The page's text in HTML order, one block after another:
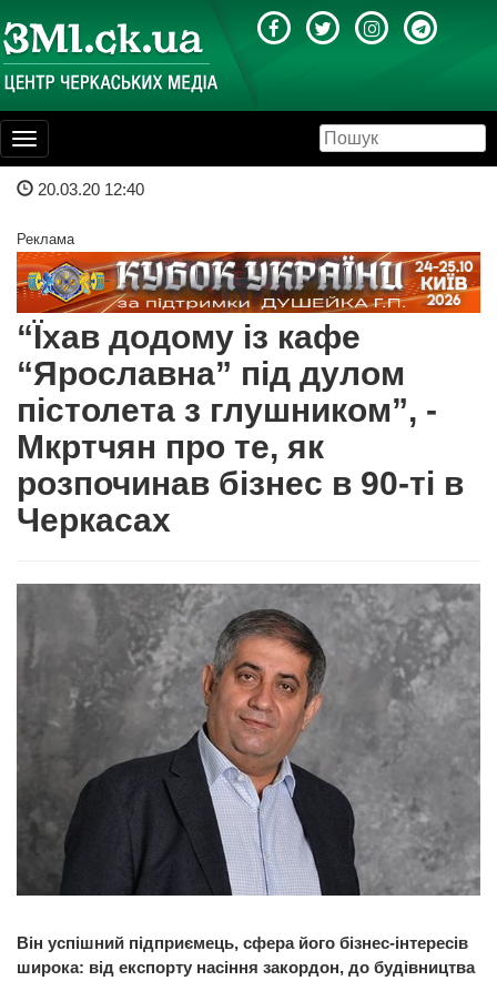
Toggle
navigation
20.03.20 12:40
Реклама
“Їхав додому із кафе
“Ярославна” під дулом
пістолета з глушником”, -
Мкртчян про те, як
розпочинав бізнес в 90-ті в
Черкасах
Він успішний підприємець, сфера його бізнес-інтересів
широка: від експорту насіння закордон, до будівництва